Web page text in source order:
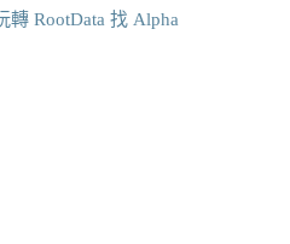
轉 RootData 找 Alpha